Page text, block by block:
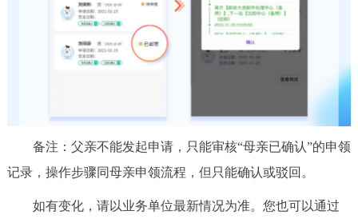
备注：父亲不能发起申请，只能审核“母亲已确认”的申领
记录，操作步骤同母亲申领流程，但只能确认或驳回。
如有变化，请以业务单位最新情况为准。您也可以通过